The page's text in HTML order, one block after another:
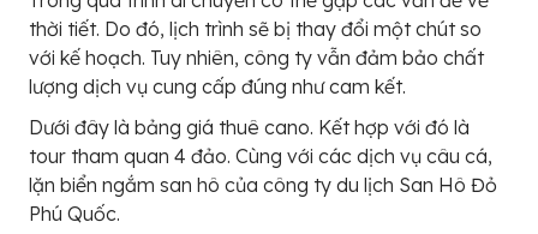
thời tiết. Do đó, lịch trình sẽ bị thay đổi một chút so
với kế hoạch. Tuy nhiên, công ty vẫn đảm bảo chất
lượng dịch vụ cung cấp đúng như cam kết.
Dưới đây là bảng giá thuê cano. Kết hợp với đó là
tour tham quan 4 đảo. Cùng với các dịch vụ câu cá,
lặn biển ngắm san hô của công ty du lịch San Hô Đỏ
Phú Quốc.